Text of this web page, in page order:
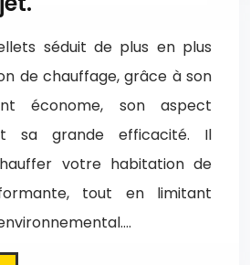
séduit de plus en plus
de chauffage, grâce à son
économe, son aspect
sa grande efficacité. Il
votre habitation de
tout en limitant